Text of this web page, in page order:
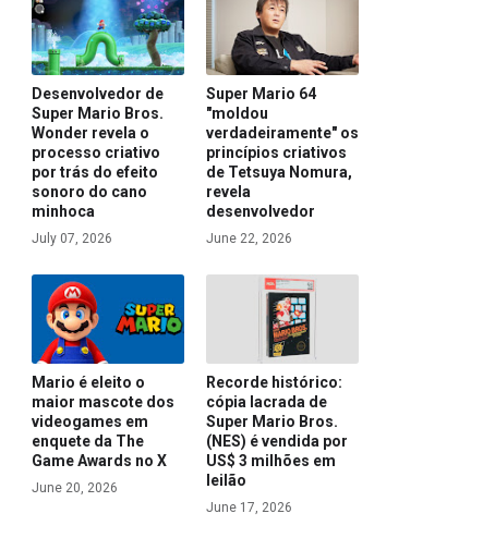
Desenvolvedor de
Super Mario Bros.
Wonder revela o
processo criativo
por trás do efeito
sonoro do cano
minhoca
July 07, 2026
Super Mario 64
"moldou
verdadeiramente" os
princípios criativos
de Tetsuya Nomura,
revela
desenvolvedor
June 22, 2026
Mario é eleito o
maior mascote dos
videogames em
enquete da The
Game Awards no X
June 20, 2026
Recorde histórico:
cópia lacrada de
Super Mario Bros.
(NES) é vendida por
US$ 3 milhões em
leilão
June 17, 2026